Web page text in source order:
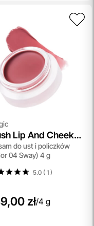
Lip And Cheek
SPF 15
do ust i policzków
04 Sway) 4 g
5.0 ( 1)
zł/4 g